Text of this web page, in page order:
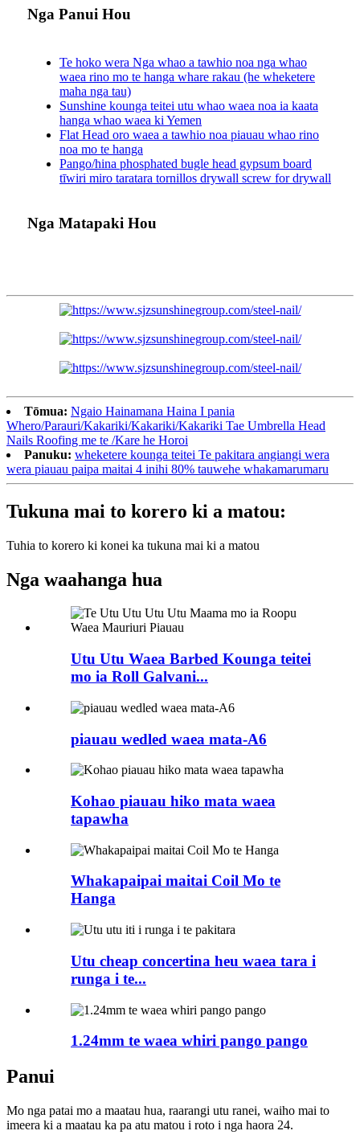
Nga Panui Hou
Te hoko wera Nga whao a tawhio noa nga whao
waea rino mo te hanga whare rakau (he wheketere
maha nga tau)
Sunshine kounga teitei utu whao waea noa ia kaata
hanga whao waea ki Yemen
Flat Head oro waea a tawhio noa piauau whao rino
noa mo te hanga
Pango/hina phosphated bugle head gypsum board
tīwiri miro taratara tornillos drywall screw for drywall
Nga Matapaki Hou
Tōmua: Ngaio Hainamana Haina I pania
Whero/Parauri/Kakariki/Kakariki/Kakariki Tae Umbrella Head
Nails Roofing me te /Kare he Horoi
Panuku: wheketere kounga teitei Te pakitara angiangi wera
wera piauau paipa maitai 4 inihi 80% tauwehe whakamarumaru
Tukuna mai to korero ki a matou:
Tuhia to korero ki konei ka tukuna mai ki a matou
Nga waahanga hua
Utu Utu Waea Barbed Kounga teitei
mo ia Roll Galvani...
piauau wedled waea mata-A6
Kohao piauau hiko mata waea
tapawha
Whakapaipai maitai Coil Mo te
Hanga
Utu cheap concertina heu waea tara i
runga i te...
1.24mm te waea whiri pango pango
Panui
Mo nga patai mo a maatau hua, raarangi utu ranei, waiho mai to
imeera ki a maatau ka pa atu matou i roto i nga haora 24.